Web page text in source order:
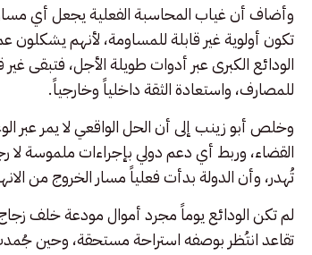
وأضاف أن غياب المحاسبة الفعلية يجعل أي
تكون أولوية غير قابلة للمساومة، لأنهم يشكلون
الودائع الكبرى عبر أدوات طويلة الأجل، فتبقى
للمصارف، واستعادة الثقة داخلياً وخارجياً.
وخلص أبو زينب إلى أن الحل الواقعي لا يمر عبر
القضاء، وربط أي دعم دولي بإجراءات ملموسة لا
تُهدر، وأن الدولة بدأت فعلياً مسار الخروج من
لم تكن الودائع يوماً مجرد أموال مودعة خلف
تقاعد انتُظر بوصفه استراحة مستحقة، وحين